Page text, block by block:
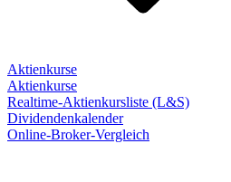
Aktienkurse
Aktienkurse
Realtime-Aktienkursliste (L&S)
Dividendenkalender
Online-Broker-Vergleich